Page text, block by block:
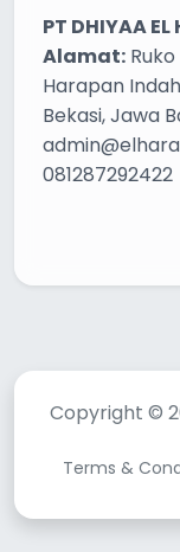
PT DHIYAA
Alamat:
Harapan
Bekasi, Jawa
081287292422
Copyright ©
Terms &